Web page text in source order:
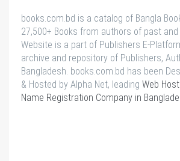
books.com.bd is a catalog of Bangla
27,500+ Books from authors of past
Website is a part of Publishers E-
archive and repository of Publishers,
Bangladesh. books.com.bd has been
& Hosted by Alpha Net, leading Web
Name Registration Company in